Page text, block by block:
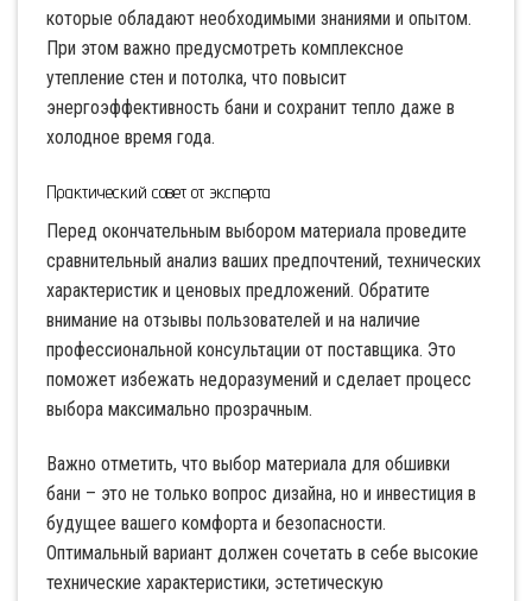
которые обладают необходимыми знаниями и опытом.
При этом важно предусмотреть комплексное
утепление стен и потолка, что повысит
энергоэффективность бани и сохранит тепло даже в
холодное время года.
Практический совет от эксперта
Перед окончательным выбором материала проведите
сравнительный анализ ваших предпочтений, технических
характеристик и ценовых предложений. Обратите
внимание на отзывы пользователей и на наличие
профессиональной консультации от поставщика. Это
поможет избежать недоразумений и сделает процесс
выбора максимально прозрачным.
Важно отметить, что выбор материала для обшивки
бани – это не только вопрос дизайна, но и инвестиция в
будущее вашего комфорта и безопасности.
Оптимальный вариант должен сочетать в себе высокие
технические характеристики, эстетическую